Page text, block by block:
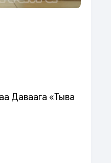
Даваага «Тыва